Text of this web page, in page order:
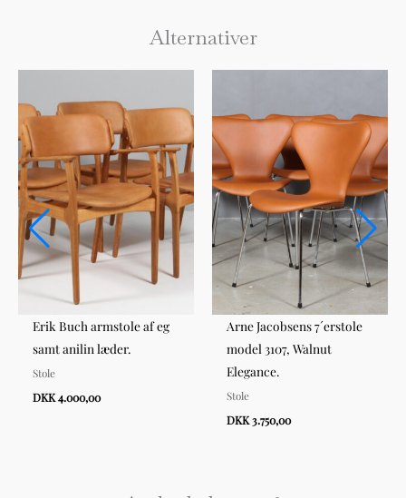
Alternativer
Erik Buch armstole af eg
samt anilin læder.
Stole
DKK 4.000,00
Arne Jacobsens 7´erstole
model 3107, Walnut
Elegance.
Stole
DKK 3.750,00